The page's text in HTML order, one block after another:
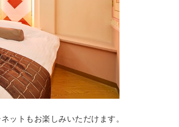
ットもお楽しみいただけます。